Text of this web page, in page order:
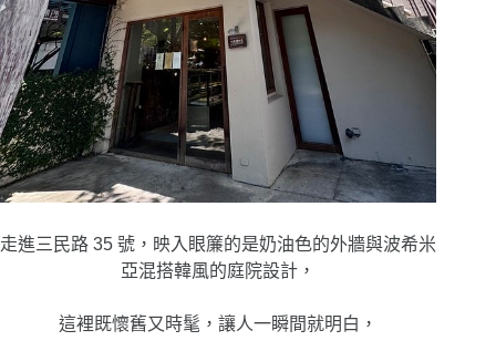
走進三民路 35 號，映入眼簾的是奶油色的外牆與波希米
亞混搭韓風的庭院設計，
這裡既懷舊又時髦，讓人一瞬間就明白，